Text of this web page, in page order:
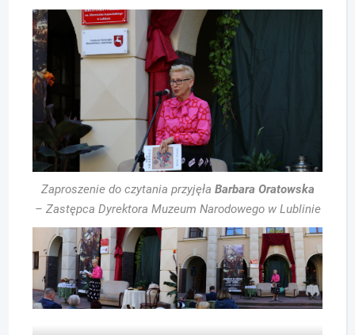
Zaproszenie do czytania przyjęła Barbara Oratowska
– Zastępca Dyrektora Muzeum Narodowego w Lublinie